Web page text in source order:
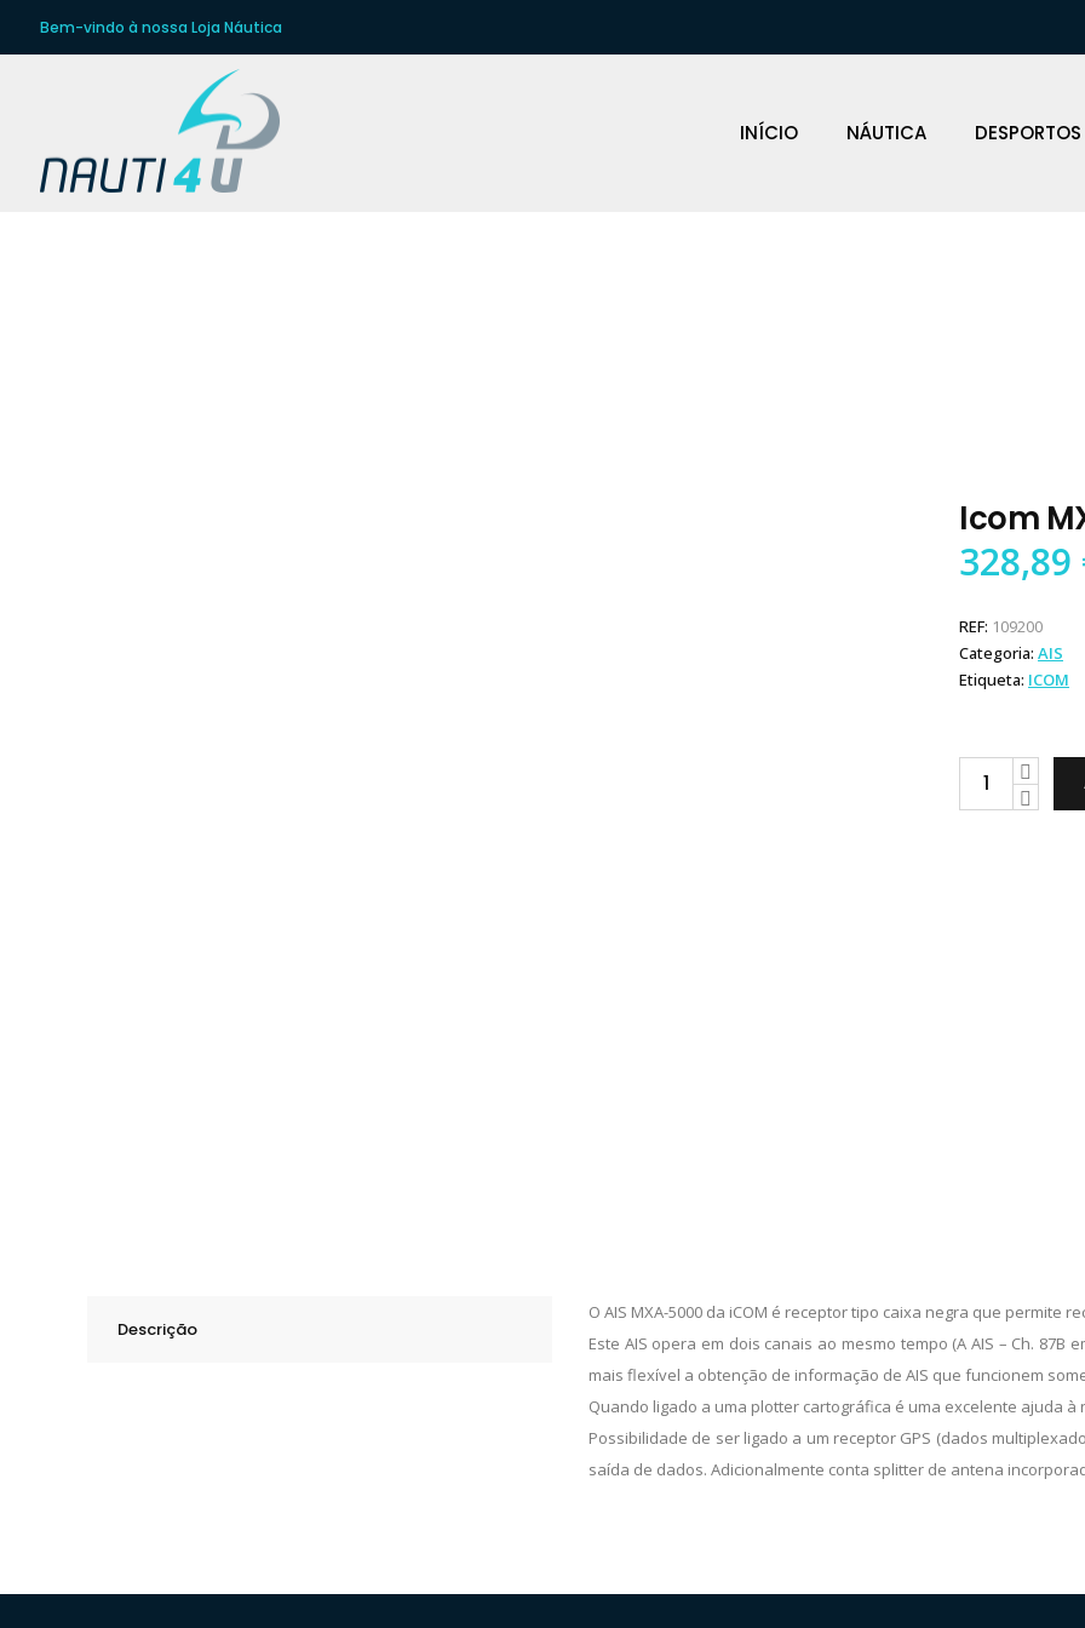
Bem-vindo à nossa Loja Náutica
INÍCIO NÁUTICA
Icom
328,89
REF: 109200
Categoria: AIS
Etiqueta: ICOM
Icom
Descrição
O AIS MXA-5000 da iCOM é receptor tipo caixa negra que permite
Este AIS opera em dois canais ao mesmo tempo (A AIS – Ch. 87B
mais flexível a obtenção de informação de AIS que funcionem
Quando ligado a uma plotter cartográfica é uma excelente ajuda
Possibilidade de ser ligado a um receptor GPS (dados
saída de dados. Adicionalmente conta splitter de antena